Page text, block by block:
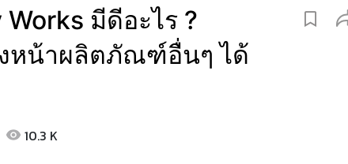
Works มีดีอะไร ?
งหน้าผลิตภัณฑ์อื่นๆ ได้
10.3 K